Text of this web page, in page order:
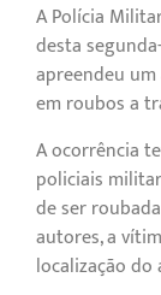
A Polícia
desta
apreendeu
em roubos a
A ocorrência
policiais
de ser
autores, a
localização